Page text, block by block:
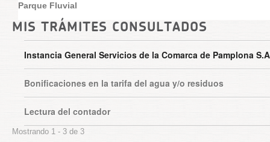
Parque Fluvial
MIS TRÁMITES CONSULTADOS
Instancia General Servicios de la Comarca de Pamplona
Bonificaciones en la tarifa del agua y/o residuos
Lectura del contador
Mostrando 1 - 3 de 3